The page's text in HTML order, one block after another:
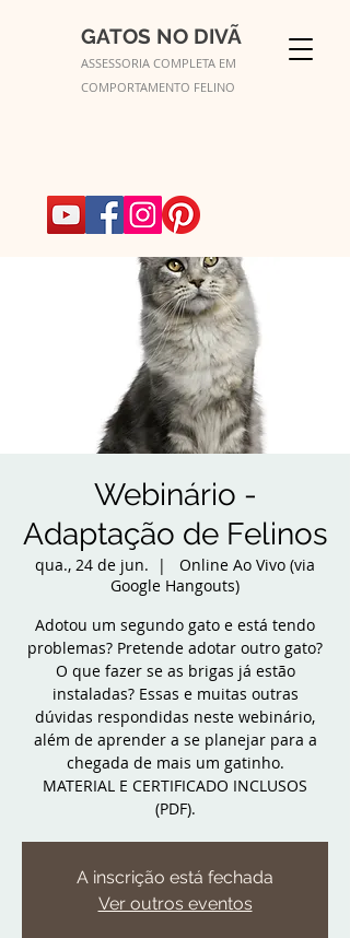
GATOS NO DIVÃ
ASSESSORIA COMPLETA EM
COMPORTAMENTO FELINO
Webinário -
Adaptação de Felinos
qua., 24 de jun.
  |
Online Ao Vivo (via
Google Hangouts)
Adotou um segundo gato e está tendo
problemas? Pretende adotar outro gato?
O que fazer se as brigas já estão
instaladas? Essas e muitas outras
dúvidas respondidas neste webinário,
além de aprender a se planejar para a
chegada de mais um gatinho.
MATERIAL E CERTIFICADO INCLUSOS
(PDF).
A inscrição está fechada
Ver outros eventos